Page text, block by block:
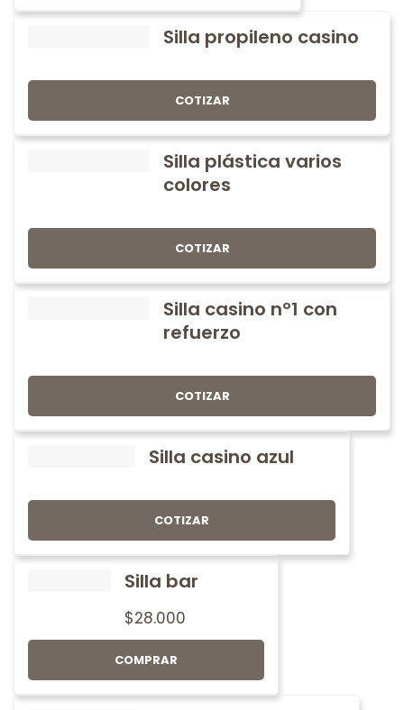
Silla propileno casino
COTIZAR
Silla plástica varios
colores
COTIZAR
Silla casino nº1 con
refuerzo
COTIZAR
Silla casino azul
COTIZAR
Silla bar
$28.000
COMPRAR